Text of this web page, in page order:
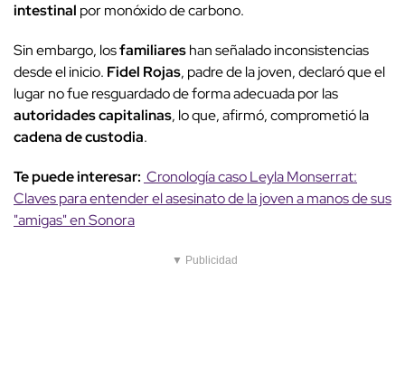
intestinal por monóxido de carbono.
Sin embargo, losfamiliareshan señalado inconsistencias
desde el inicio. Fidel Rojas, padre de la joven, declaró que el
lugar no fue resguardado de forma adecuada por las
autoridades capitalinas, lo que, afirmó, comprometió la
cadena de custodia.
Te puede interesar: Cronología caso Leyla Monserrat:
Claves para entender el asesinato de la joven a manos de sus
"amigas" en Sonora
▼ Publicidad